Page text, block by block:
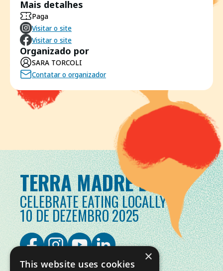
Mais detalhes
Paga
Visitar o site
Visitar o site
Organizado por
SARA TORCOLI
Contatar o organizador
TERRA MADRE DAY
CELEBRATE EATING LOCALLY
10 DE DEZEMBRO 2025
×
This website uses cookies